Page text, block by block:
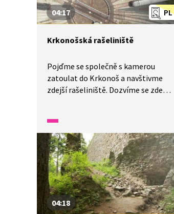
stálou teplotou 7 stupňů vlastně
vypadá?
PL
04:17
Krkonošská rašeliniště
Pojďme se společně s kamerou
zatoulat do Krkonoš a navštivme
zdejší rašeliniště. Dozvíme se zde,
kde se hromadí voda. Daří se zde
především rostlině nesoucí
odpovídající název - rašeliník. Ten
dokáže pojmout až 30 krát více
vody, než sám váží. Přírodní
rezervací vede jedna z nejstarších
naučných stezek u nás, a sice kolem
mrtvého lesa k Hubertově vyhlídce,
04:18